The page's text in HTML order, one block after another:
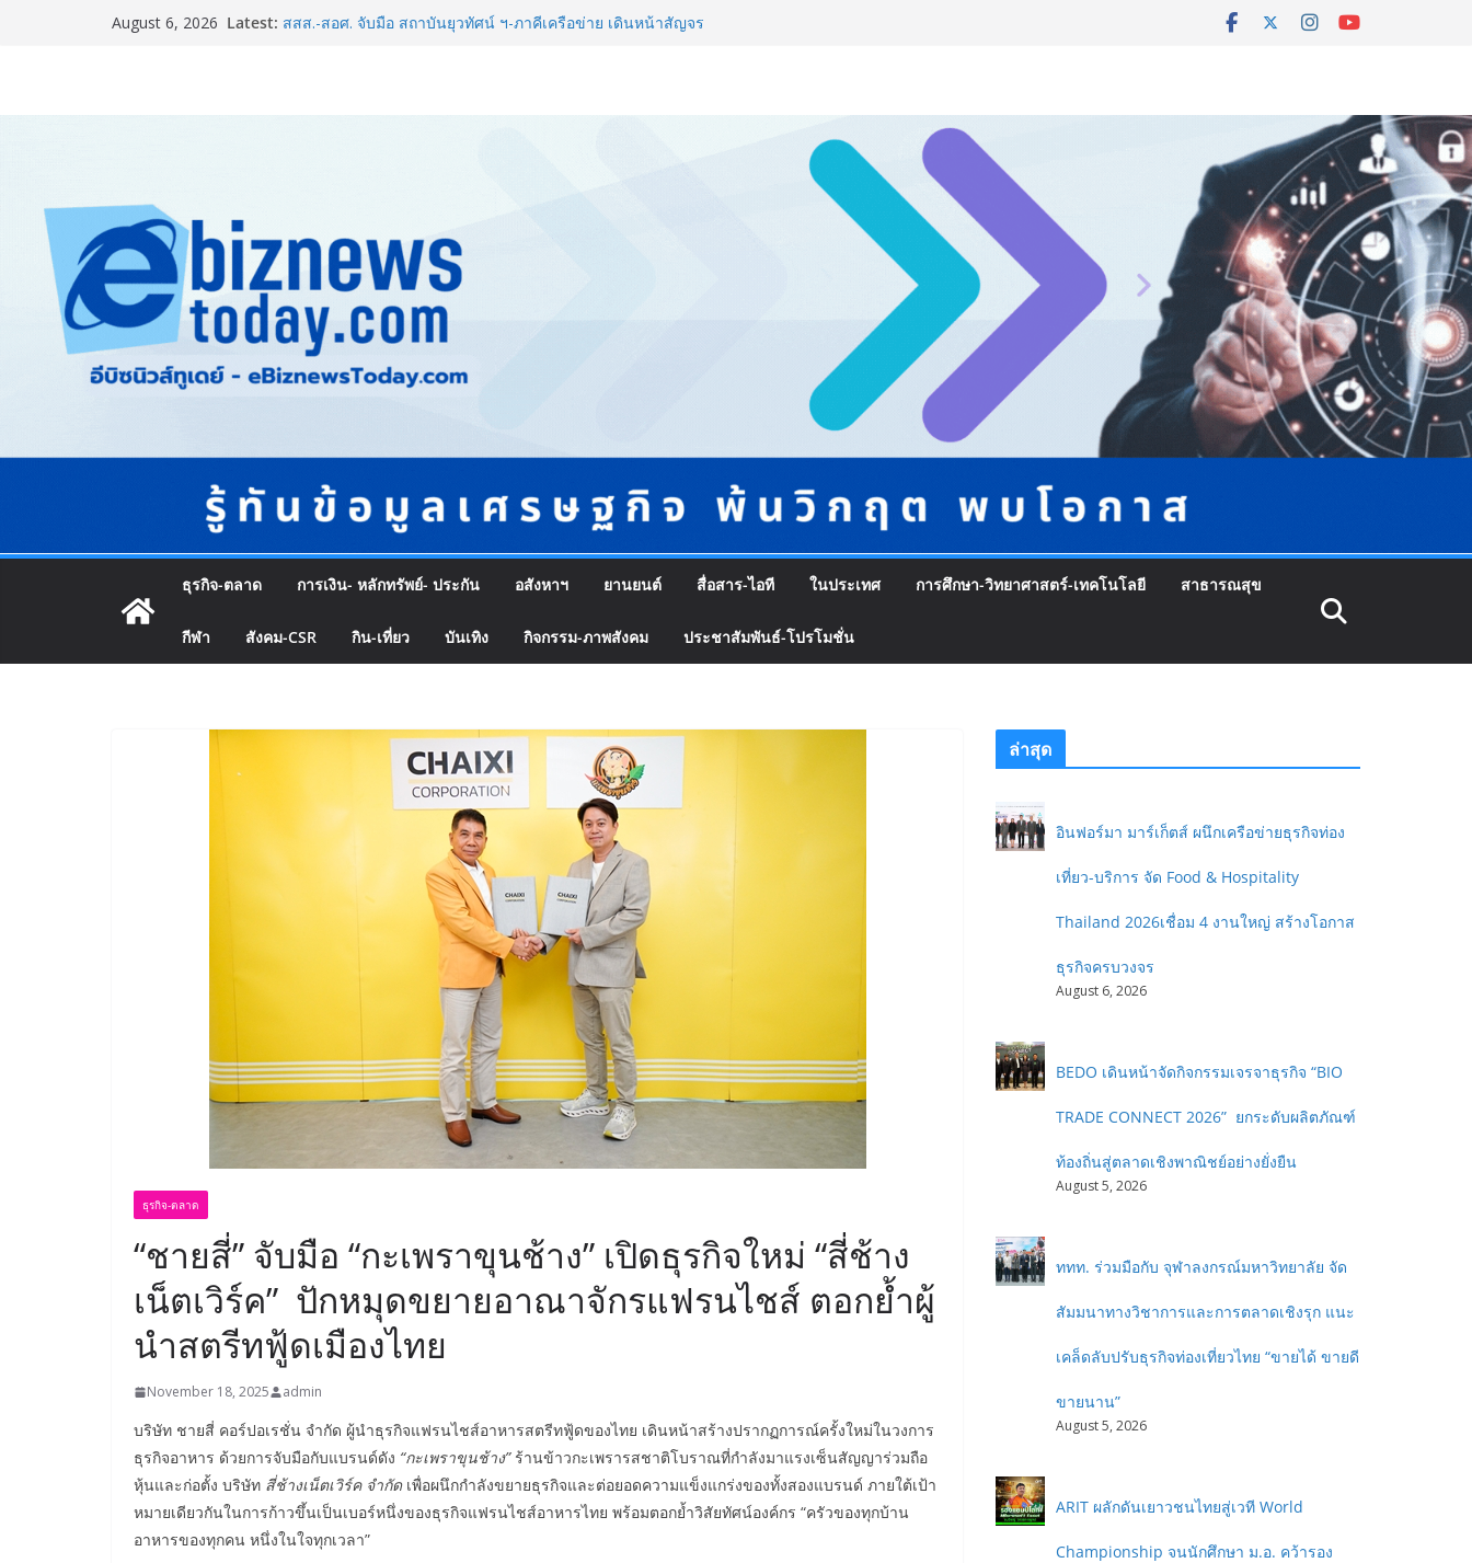
August 6, 2026 Latest: สสส.-สอศ. จับมือ สถาบันยุวทัศน์ ฯ-ภาคีเครือข่าย เดินหน้าสัญจร
ARIT ผลักดันเยาวชนไทยสู่เวที World Championship จนนักศึกษา
ม.อ. คว้ารองชนะเลิศอันดับ 1 โลก
ธุรกิจ-ตลาด การเงิน- หลักทรัพย์- ประกัน อสังหาฯ ยานยนต์ สื่อสาร-ไอที ในประเทศ การศึกษา-วิทยาศาสตร์-เทคโนโลยี สาธารณสุข
กีฬา สังคม-CSR กิน-เที่ยว บันเทิง กิจกรรม-ภาพสังคม ประชาสัมพันธ์-โปรโมชั่น
ธุรกิจ-ตลาด
“ชายสี่” จับมือ “กะเพราขุนช้าง” เปิดธุรกิจใหม่ “สี่ช้าง
เน็ตเวิร์ค” ปักหมุดขยายอาณาจักรแฟรนไชส์ ตอกย้ำผู้
นำสตรีทฟู้ดเมืองไทย
November 18, 2025 admin
บริษัท ชายสี่ คอร์ปอเรชั่น จำกัด ผู้นำธุรกิจแฟรนไชส์อาหารสตรีทฟู้ดของไทย เดินหน้าสร้างปรากฏการณ์ครั้งใหม่ในวงการ
ธุรกิจอาหาร ด้วยการจับมือกับแบรนด์ดัง “กะเพราขุนช้าง”ร้านข้าวกะเพรารสชาติโบราณที่กำลังมาแรงเซ็นสัญญาร่วมถือ
หุ้นและก่อตั้ง บริษัท สี่ช้างเน็ตเวิร์ค จำกัดเพื่อผนึกกำลังขยายธุรกิจและต่อยอดความแข็งแกร่งของทั้งสองแบรนด์ ภายใต้เป้า
หมายเดียวกันในการก้าวขึ้นเป็นเบอร์หนึ่งของธุรกิจแฟรนไชส์อาหารไทย พร้อมตอกย้ำวิสัยทัศน์องค์กร “ครัวของทุกบ้าน
อาหารของทุกคน หนึ่งในใจทุกเวลา”
ล่าสุด
อินฟอร์มา มาร์เก็ตส์ ผนึกเครือข่ายธุรกิจท่อง
เที่ยว-บริการ จัด Food & Hospitality
Thailand 2026เชื่อม 4 งานใหญ่ สร้างโอกาส
ธุรกิจครบวงจร
August 6, 2026
BEDO เดินหน้าจัดกิจกรรมเจรจาธุรกิจ “BIO
TRADE CONNECT 2026” ยกระดับผลิตภัณฑ์
ท้องถิ่นสู่ตลาดเชิงพาณิชย์อย่างยั่งยืน
August 5, 2026
ททท. ร่วมมือกับ จุฬาลงกรณ์มหาวิทยาลัย จัด
สัมมนาทางวิชาการและการตลาดเชิงรุก แนะ
เคล็ดลับปรับธุรกิจท่องเที่ยวไทย “ขายได้ ขายดี
ขายนาน”
August 5, 2026
ARIT ผลักดันเยาวชนไทยสู่เวที World
Championship จนนักศึกษา ม.อ. คว้ารอง